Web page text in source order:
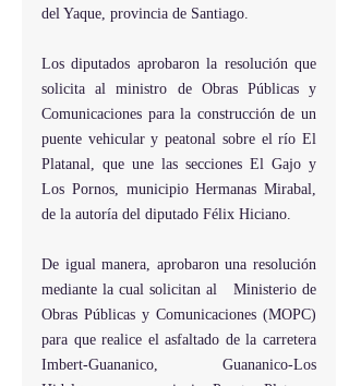
del Yaque, provincia de Santiago.
Los diputados aprobaron la resolución que
solicita al ministro de Obras Públicas y
Comunicaciones para la construcción de un
puente vehicular y peatonal sobre el río El
Platanal, que une las secciones El Gajo y
Los Pornos, municipio Hermanas Mirabal,
de la autoría del diputado Félix Hiciano.
De igual manera, aprobaron una resolución
mediante la cual solicitan al   Ministerio de
Obras Públicas y Comunicaciones (MOPC)
para que realice el asfaltado de la carretera
Imbert-Guananico, Guananico-Los